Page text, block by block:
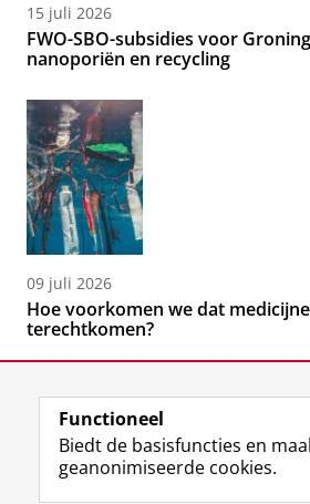
15 juli 2026
FWO-SBO-subsidies voor
nanoporiën en recycling
09 juli 2026
Hoe voorkomen we dat
terechtkomen?
Functioneel
Biedt de basisfuncties en
geanonimiseerde cookies.